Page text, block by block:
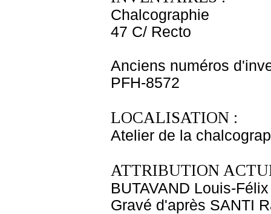
Chalcographie
47 C/ Recto
Anciens numéros
PFH-8572
LOCALISATION :
Atelier de la
ATTRIBUTION
BUTAVAND Louis-Félix
Gravé d'après SANTI